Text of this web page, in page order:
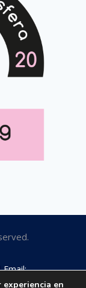
649184063 en